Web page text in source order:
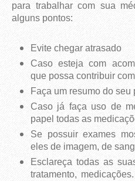
para trabalhar com sua
alguns pontos:
Evite chegar atrasado
Caso esteja com
que possa contribuir
Faça um resumo do
Caso já faça uso de
papel todas as
Se possuir exames
eles de imagem, de
Esclareça todas as
tratamento,